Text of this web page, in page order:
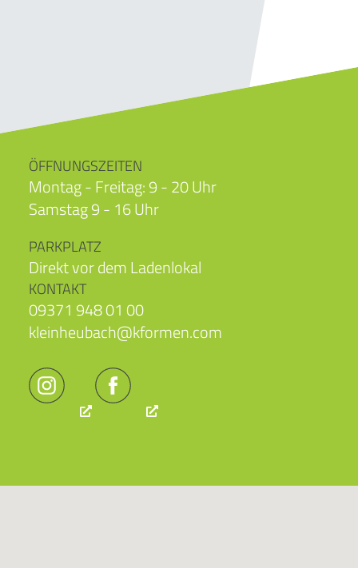
ÖFFNUNGSZEITEN
Montag - Freitag: 9 - 20 Uhr
Samstag 9 - 16 Uhr
PARKPLATZ
Direkt vor dem Ladenlokal
KONTAKT
09371 948 01 00
kleinheubach@kformen.com